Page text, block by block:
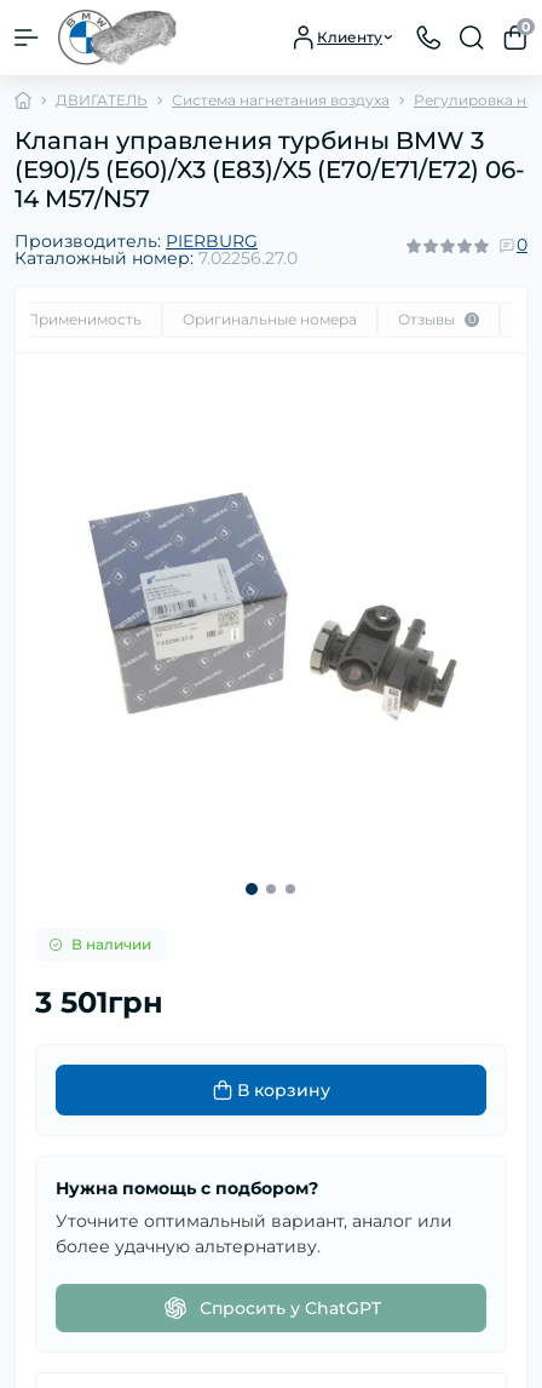
Клиенту
0
ДВИГАТЕЛЬ Система нагнетания воздуха Регулировка
Клапан управления турбины BMW 3
(E90)/5 (E60)/X3 (E83)/X5 (E70/E71/E72) 06-
14 M57/N57
Производитель: PIERBURG
Каталожный номер: 7.02256.27.0
0
Применимость Оригинальные номера Отзывы 0
В наличии
3 501грн
В корзину
Нужна помощь с подбором?
Уточните оптимальный вариант, аналог или
более удачную альтернативу.
Спросить у ChatGPT